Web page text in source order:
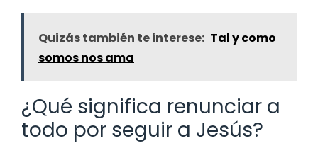
Quizás también te interese: Tal y como
somos nos ama
¿Qué significa renunciar a
todo por seguir a Jesús?